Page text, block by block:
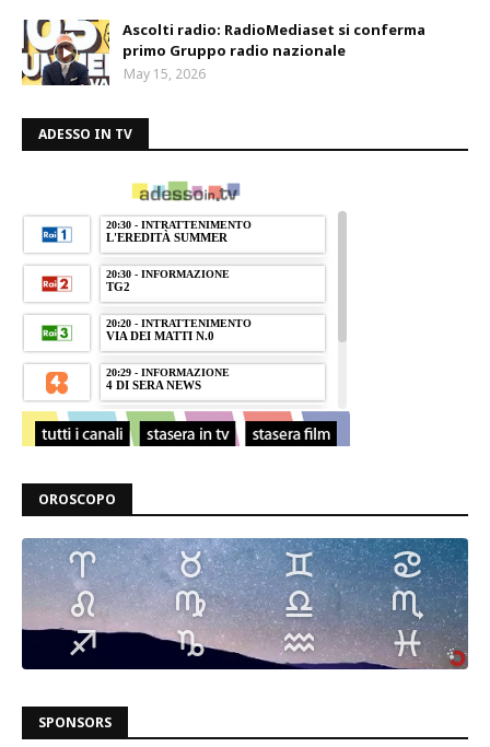
Ascolti radio: RadioMediaset si conferma
primo Gruppo radio nazionale
May 15, 2026
ADESSO IN TV
OROSCOPO
SPONSORS